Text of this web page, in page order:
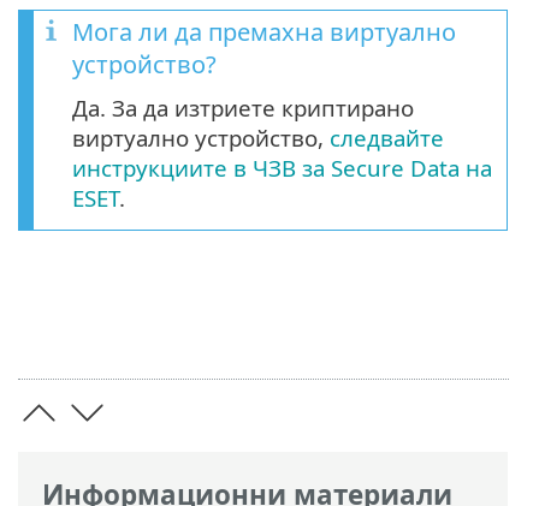
Информационни материали
Мога ли да премахна виртуално
устройство?
Да. За да изтриете криптирано
виртуално устройство, следвайте
инструкциите в ЧЗВ за Secure Data на
ESET.